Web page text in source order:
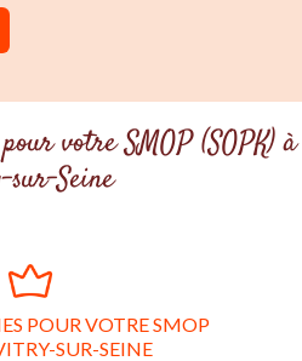
votre SMOP (SOPK) à
Seine
POUR VOTRE SMOP
SUR-SEINE